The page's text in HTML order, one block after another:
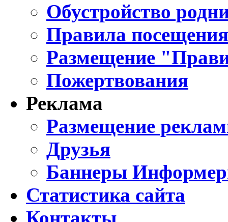
Обустройство
Правила
Размещение
Пожертвования
Реклама
Размещение
Друзья
Баннеры
Статистика сайта